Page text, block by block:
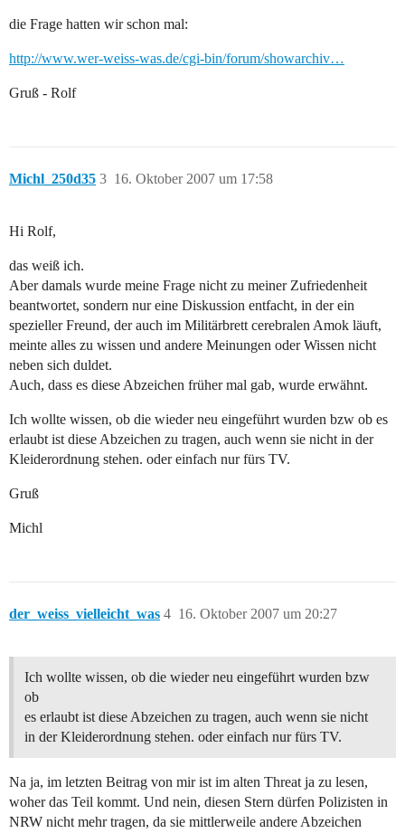
die Frage hatten wir schon mal:
http://www.wer-weiss-was.de/cgi-bin/forum/showarchiv…
Gruß - Rolf
Michl_250d35 16. Oktober 2007 um 17:58
3
Hi Rolf,
das weiß ich.
Aber damals wurde meine Frage nicht zu meiner Zufriedenheit
beantwortet, sondern nur eine Diskussion entfacht, in der ein
spezieller Freund, der auch im Militärbrett cerebralen Amok läuft,
meinte alles zu wissen und andere Meinungen oder Wissen nicht
neben sich duldet.
Auch, dass es diese Abzeichen früher mal gab, wurde erwähnt.
Ich wollte wissen, ob die wieder neu eingeführt wurden bzw ob es
erlaubt ist diese Abzeichen zu tragen, auch wenn sie nicht in der
Kleiderordnung stehen. oder einfach nur fürs TV.
Gruß
Michl
der_weiss_vielleicht_was 16. Oktober 2007 um 20:27
4
Ich wollte wissen, ob die wieder neu eingeführt wurden bzw
ob
es erlaubt ist diese Abzeichen zu tragen, auch wenn sie nicht
in der Kleiderordnung stehen. oder einfach nur fürs TV.
Na ja, im letzten Beitrag von mir ist im alten Threat ja zu lesen,
woher das Teil kommt. Und nein, diesen Stern dürfen Polizisten in
NRW nicht mehr tragen, da sie mittlerweile andere Abzeichen